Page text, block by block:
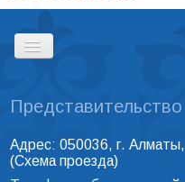
РЕЕСТР
Адрес: 050036, г.
(Схема проезда)